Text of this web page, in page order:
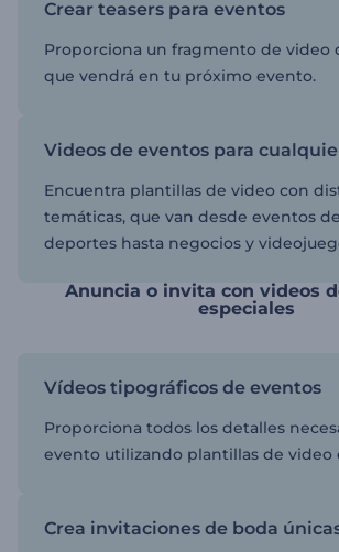
Crear teasers para eventos
Proporciona un fragmento de video
que vendrá en tu próximo evento.
Videos de eventos para
Encuentra plantillas de video con
temáticas, que van desde eventos
deportes hasta negocios y
Anuncia o invita con videos
especiales
Vídeos tipográficos de eventos
Proporciona todos los detalles
evento utilizando plantillas de video
Crea invitaciones de boda